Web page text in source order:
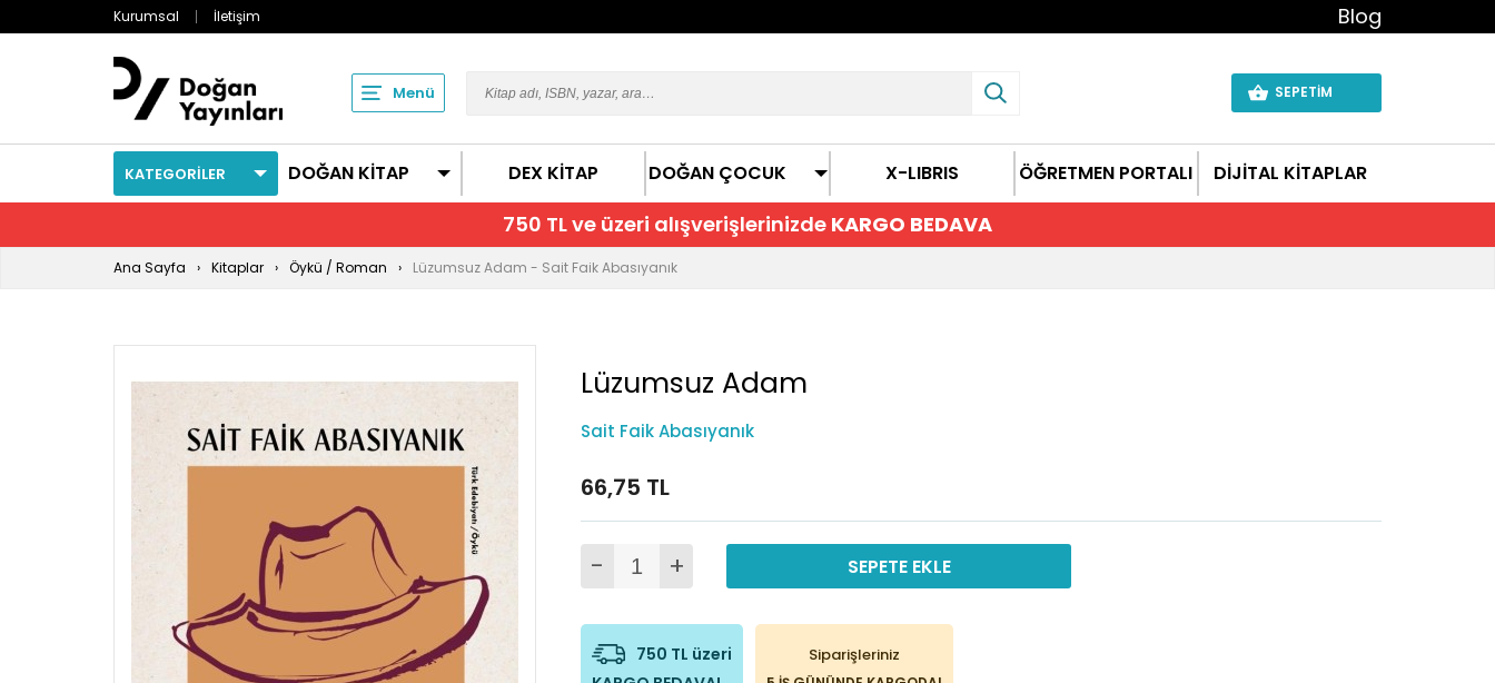
Kurumsal İletişim Blog
Menü SEPETİM
KATEGORİLER DOĞAN KİTAP DEX KİTAP DOĞAN ÇOCUK X-LIBRIS ÖĞRETMEN PORTALI DİJİTAL KİTAPLAR
750 TL ve üzeri alışverişlerinizde KARGO BEDAVA
Ana Sayfa Kitaplar Öykü / Roman Lüzumsuz Adam - Sait Faik Abasıyanık
Lüzumsuz Adam
Sait Faik Abasıyanık
66,75 TL
- + SEPETE EKLE
750 TL üzeri
Siparişleriniz